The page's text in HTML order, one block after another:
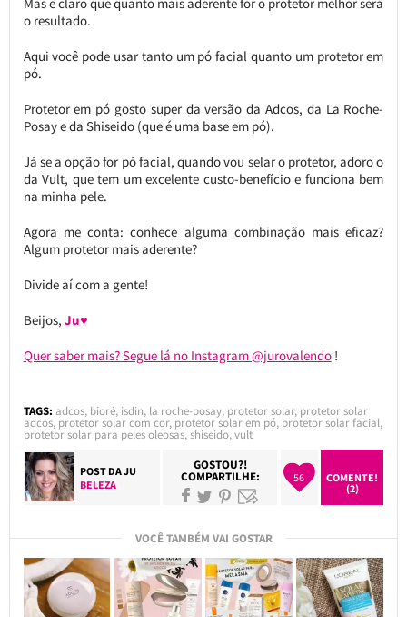
o resultado.
Aqui você pode usar tanto um pó facial quanto um protetor em
pó.
Protetor em pó gosto super da versão da Adcos, da La Roche-
Posay e da Shiseido (que é uma base em pó).
Já se a opção for pó facial, quando vou selar o protetor, adoro o
da Vult, que tem um excelente custo-benefício e funciona bem
na minha pele.
Agora me conta: conhece alguma combinação mais eficaz?
Algum protetor mais aderente?
Divide aí com a gente!
Beijos, Ju♥
Quer saber mais? Segue lá no Instagram @jurovalendo!
TAGS: adcos, bioré, isdin, la roche-posay, protetor solar, protetor solar
adcos, protetor solar com cor, protetor solar em pó, protetor solar facial,
protetor solar para peles oleosas,shiseido,vult
POST DAJU
BELEZA
GOSTOU?!
COMPARTILHE: 56
COMENTE!
(2)
VOCÊ TAMBÉM VAI GOSTAR